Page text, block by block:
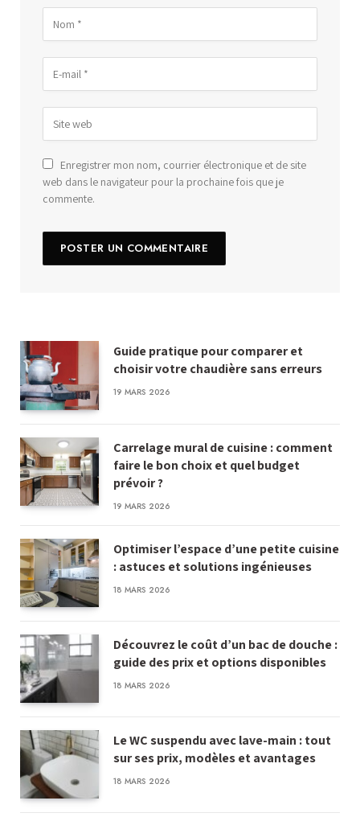
Enregistrer mon nom, courrier électronique et de site
web dans le navigateur pour la prochaine fois que je
commente.
Guide pratique pour comparer et
choisir votre chaudière sans erreurs
19 MARS 2026
Carrelage mural de cuisine : comment
faire le bon choix et quel budget
prévoir ?
19 MARS 2026
Optimiser l’espace d’une petite cuisine
: astuces et solutions ingénieuses
18 MARS 2026
Découvrez le coût d’un bac de douche :
guide des prix et options disponibles
18 MARS 2026
Le WC suspendu avec lave-main : tout
sur ses prix, modèles et avantages
18 MARS 2026